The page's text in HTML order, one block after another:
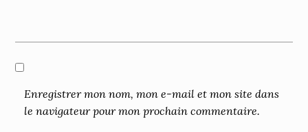
Enregistrer mon nom, mon e-mail et mon site dans
le navigateur pour mon prochain commentaire.